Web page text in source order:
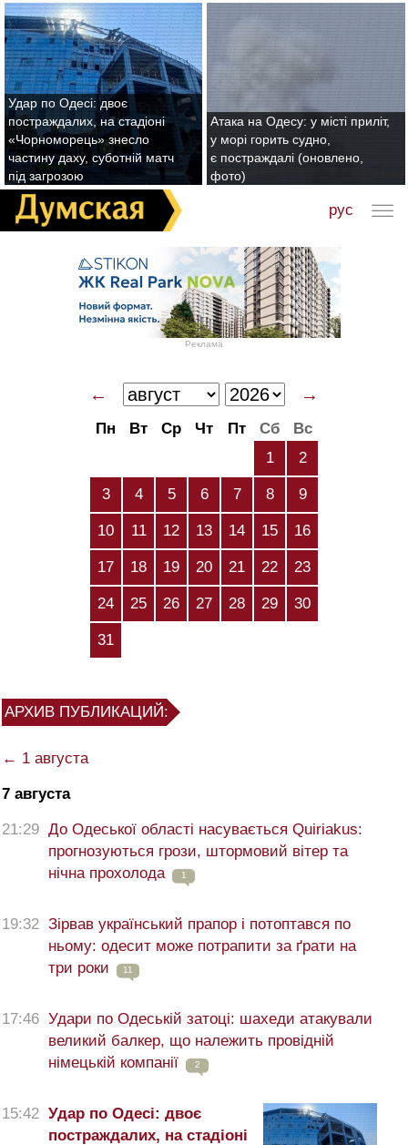
Удар по Одесі: двоє
постраждалих, на стадіоні
«Чорноморець» знесло
частину даху, суботній матч
під загрозою
Атака на Одесу: у місті приліт,
у морі горить судно,
є постраждалі (оновлено,
фото)
рус
Реклама
← →
Пн Вт Ср Чт Пт Сб
Вс
1
2
3 4 5 6 7 8 9
10 11 12 13 14 15 16
17 18 19 20 21 22 23
24 25 26 27 28 29 30
31
АРХИВ ПУБЛИКАЦИЙ:
← 1 августа
7 августа
21:29 До Одеської області насувається Quiriakus:
прогнозуються грози, штормовий вітер та
нічна прохолода
1
19:32 Зірвав український прапор і потоптався по
ньому: одесит може потрапити за ґрати на
три роки
11
17:46 Удари по Одеській затоці: шахеди атакували
великий балкер, що належить провідній
німецькій компанії
2
15:42 Удар по Одесі: двоє
постраждалих, на стадіоні